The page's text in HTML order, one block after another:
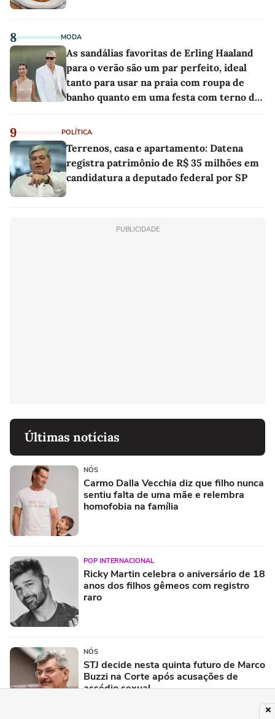
8 MODA
As sandálias favoritas de Erling Haaland
para o verão são um par perfeito, ideal
tanto para usar na praia com roupa de
banho quanto em uma festa com terno de
9 POLÍTICA
Terrenos, casa e apartamento: Datena
registra patrimônio de R$ 35 milhões em
candidatura a deputado federal por SP
PUBLICIDADE
Últimas notícias
NÓS
Carmo Dalla Vecchia diz que filho nunca
sentiu falta de uma mãe e relembra
homofobia na família
POP INTERNACIONAL
Ricky Martin celebra o aniversário de 18
anos dos filhos gêmeos com registro
raro
NÓS
STJ decide nesta quinta futuro de Marco
Buzzi na Corte após acusações de
assédio sexual